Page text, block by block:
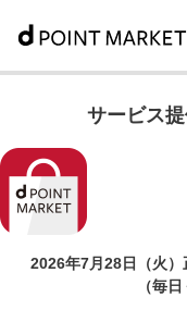
サービス
2026年7月28日（火）
（毎